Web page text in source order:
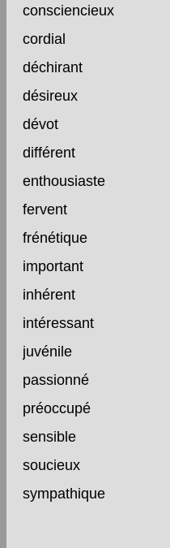
consciencieux
cordial
déchirant
désireux
dévot
différent
enthousiaste
fervent
frénétique
important
inhérent
intéressant
juvénile
passionné
préoccupé
sensible
soucieux
sympathique